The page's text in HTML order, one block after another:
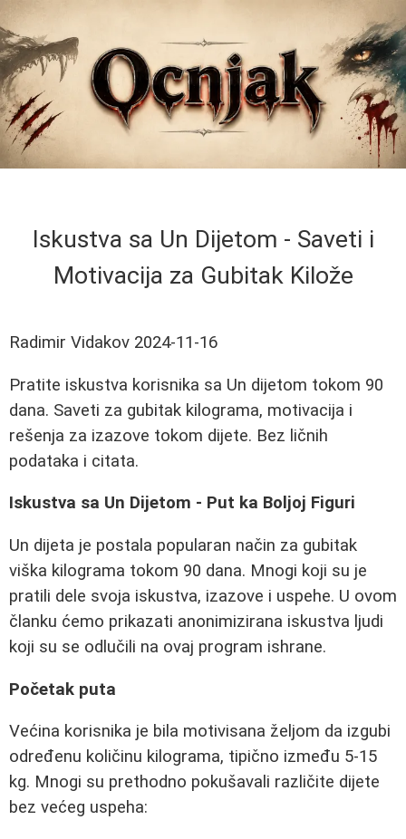
Iskustva sa Un Dijetom - Saveti i
Motivacija za Gubitak Kilože
Radimir Vidakov 2024-11-16
Pratite iskustva korisnika sa Un dijetom tokom 90
dana. Saveti za gubitak kilograma, motivacija i
rešenja za izazove tokom dijete. Bez ličnih
podataka i citata.
Iskustva sa Un Dijetom - Put ka Boljoj Figuri
Un dijeta je postala popularan način za gubitak
viška kilograma tokom 90 dana. Mnogi koji su je
pratili dele svoja iskustva, izazove i uspehe. U ovom
članku ćemo prikazati anonimizirana iskustva ljudi
koji su se odlučili na ovaj program ishrane.
Početak puta
Većina korisnika je bila motivisana željom da izgubi
određenu količinu kilograma, tipično između 5-15
kg. Mnogi su prethodno pokušavali različite dijete
bez većeg uspeha: